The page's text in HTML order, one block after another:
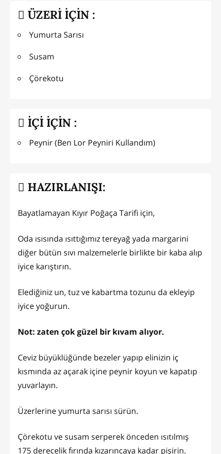
ÜZERİ İÇİN :
Yumurta Sarısı
Susam
Çörekotu
İÇİ İÇİN :
Peynir (Ben Lor Peyniri Kullandım)
HAZIRLANIŞI:
Bayatlamayan Kıyır Poğaça Tarifi için,
Oda ısısında ısıttığımız tereyağ yada margarini
diğer bütün sıvı malzemelerle birlikte bir kaba alıp
iyice karıştırın.
Elediğiniz un, tuz ve kabartma tozunu da ekleyip
iyice yoğurun.
Not: zaten çok güzel bir kıvam alıyor.
Ceviz büyüklüğünde bezeler yapıp elinizin iç
kısmında az açarak içine peynir koyun ve kapatıp
yuvarlayın.
Üzerlerine yumurta sarısı sürün.
Çörekotu ve susam serperek önceden ısıtılmış
175 derecelik fırında kızarıncaya kadar pişirin.